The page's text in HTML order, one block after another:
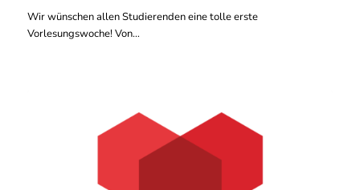
Wir wünschen allen Studierenden eine tolle erste
Vorlesungswoche! Von…